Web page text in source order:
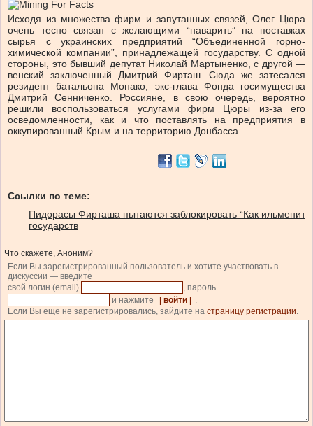
Исходя из множества фирм и запутанных связей, Олег Цюра
очень тесно связан с желающими “наварить” на поставках
сырья с украинских предприятий “Объединенной горно-
химической компании”, принадлежащей государству. С одной
стороны, это бывший депутат Николай Мартыненко, с другой —
венский заключенный Дмитрий Фирташ. Сюда же затесался
резидент батальона Монако, экс-глава Фонда госимущества
Дмитрий Сенниченко. Россияне, в свою очередь, вероятно
решили воспользоваться услугами фирм Цюры из-за его
осведомленности, как и что поставлять на предприятия в
оккупированный Крым и на территорию Донбасса.
Ссылки по теме:
Пидорасы Фирташа пытаются заблокировать “Как ильменит
государств
Что скажете, Аноним?
Если Вы зарегистрированный пользователь и хотите участвовать в
дискуссии — введите
свой логин (email)
, пароль
и нажмите
| войти |
Если Вы еще не зарегистрировались, зайдите на страницу регистрации